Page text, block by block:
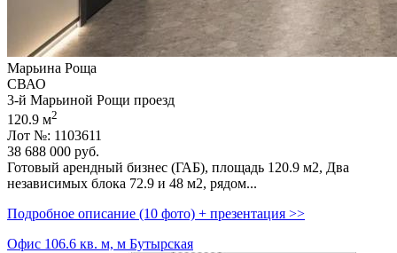
Марьина Роща
СВАО
3-й Марьиной Рощи проезд
120.9 м2
Лот №: 1103611
38 688 000 руб.
Готовый арендный бизнес (ГАБ),­ площадь 120.9 м2,­ Два
независимых блока 72.9 и 48 м2,­ рядом...
Подробное описание (10 фото) + презентация >>
Офис 106.6 кв. м, м Бутырская